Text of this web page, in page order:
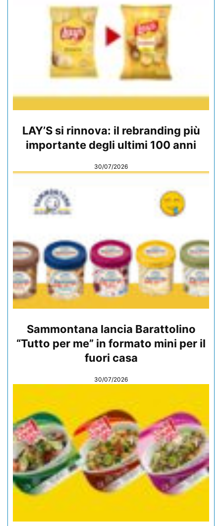
LAY’S si rinnova: il rebranding più
importante degli ultimi 100 anni
30/07/2026
Sammontana lancia Barattolino
“Tutto per me” in formato mini per il
fuori casa
30/07/2026